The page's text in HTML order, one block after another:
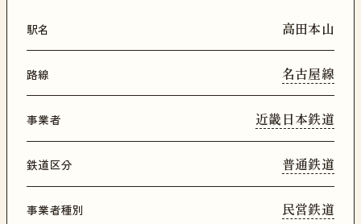
駅名 高田本山
路線 名古屋線
事業者 近畿日本鉄道
鉄道区分 普通鉄道
事業者種別 民営鉄道